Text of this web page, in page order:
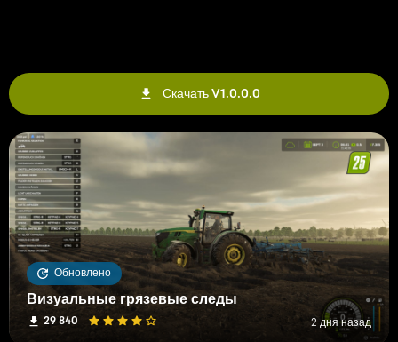
Скачать V1.0.0.0
Обновлено
Визуальные грязевые следы
29 840 2 дня назад